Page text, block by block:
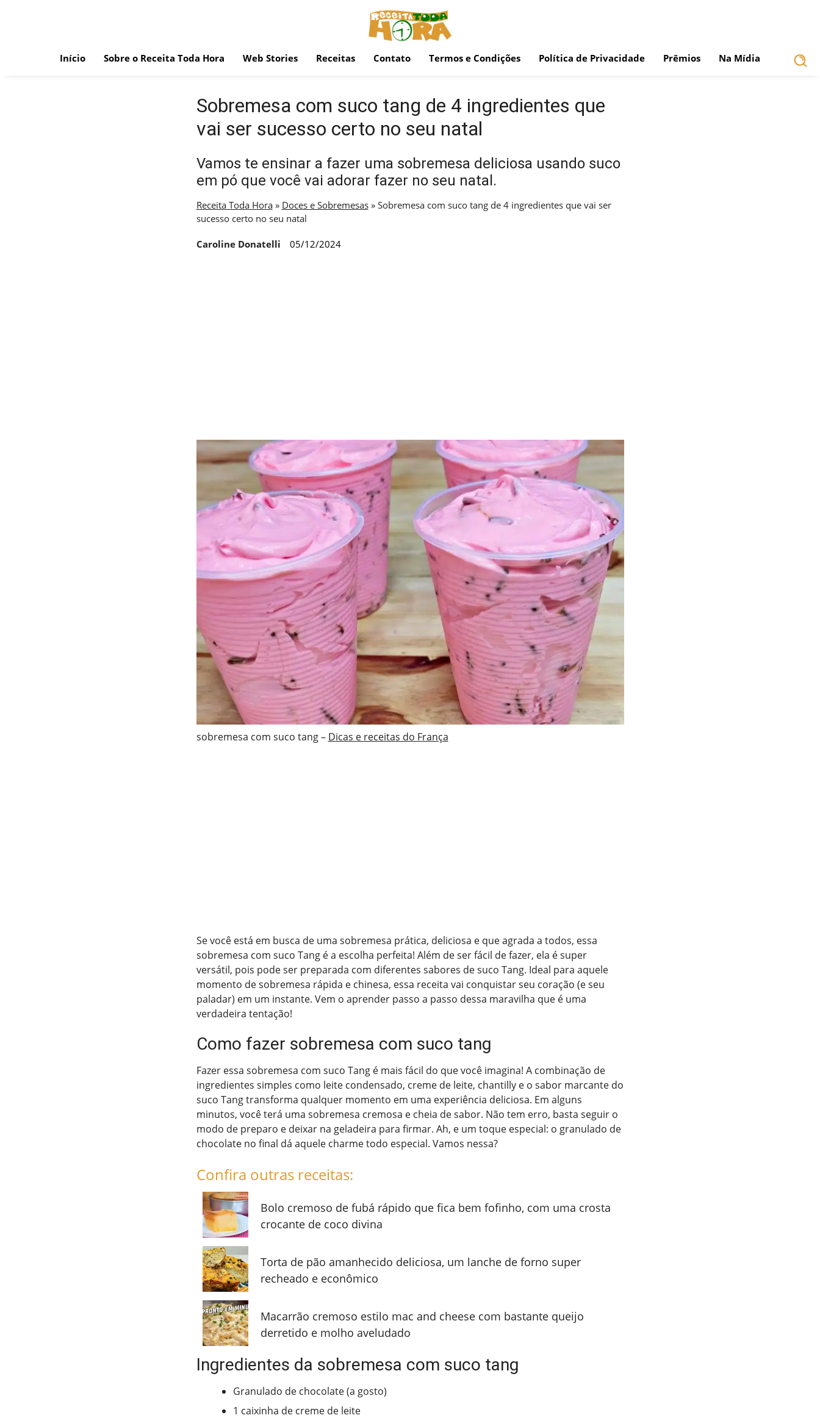
Início Sobre o Receita Toda Hora Web Stories Receitas Contato Termos e Condições Política de Privacidade Prêmios Na Mídia
Sobremesa com suco tang de 4 ingredientes que
vai ser sucesso certo no seu natal
Vamos te ensinar a fazer uma sobremesa deliciosa usando suco
em pó que você vai adorar fazer no seu natal.
Receita Toda Hora» Doces e Sobremesas» Sobremesa com suco tang de 4 ingredientes que vai ser
sucesso certo no seu natal
Caroline Donatelli 05/12/2024
sobremesa com suco tang – Dicas e receitas do França
Se você está em busca de uma sobremesa prática, deliciosa e que agrada a todos, essa
sobremesa com suco Tang é a escolha perfeita! Além de ser fácil de fazer, ela é super
versátil, pois pode ser preparada com diferentes sabores de suco Tang. Ideal para aquele
momento de sobremesa rápida e chinesa, essa receita vai conquistar seu coração (e seu
paladar) em um instante. Vem o aprender passo a passo dessa maravilha que é uma
verdadeira tentação!
Como fazer sobremesa com suco tang
Fazer essa sobremesa com suco Tang é mais fácil do que você imagina! A combinação de
ingredientes simples como leite condensado, creme de leite, chantilly e o sabor marcante do
suco Tang transforma qualquer momento em uma experiência deliciosa. Em alguns
minutos, você terá uma sobremesa cremosa e cheia de sabor. Não tem erro, basta seguir o
modo de preparo e deixar na geladeira para firmar. Ah, e um toque especial: o granulado de
chocolate no final dá aquele charme todo especial. Vamos nessa?
Confira outras receitas:
Bolo cremoso de fubá rápido que fica bem fofinho, com uma crosta
crocante de coco divina
Torta de pão amanhecido deliciosa, um lanche de forno super
recheado e econômico
Macarrão cremoso estilo mac and cheese com bastante queijo
derretido e molho aveludado
Ingredientes da sobremesa com suco tang
Granulado de chocolate (a gosto)
1 caixinha de creme de leite